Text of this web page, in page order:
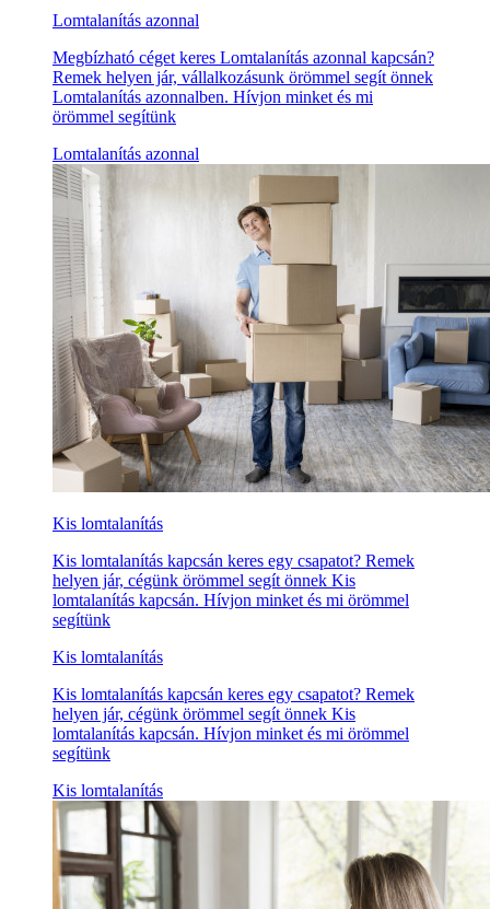
Lomtalanítás azonnal
Megbízható céget keres Lomtalanítás azonnal kapcsán?
Remek helyen jár, vállalkozásunk örömmel segít önnek
Lomtalanítás azonnalben. Hívjon minket és mi
örömmel segítünk
Lomtalanítás azonnal
Kis lomtalanítás
Kis lomtalanítás kapcsán keres egy csapatot? Remek
helyen jár, cégünk örömmel segít önnek Kis
lomtalanítás kapcsán. Hívjon minket és mi örömmel
segítünk
Kis lomtalanítás
Kis lomtalanítás kapcsán keres egy csapatot? Remek
helyen jár, cégünk örömmel segít önnek Kis
lomtalanítás kapcsán. Hívjon minket és mi örömmel
segítünk
Kis lomtalanítás